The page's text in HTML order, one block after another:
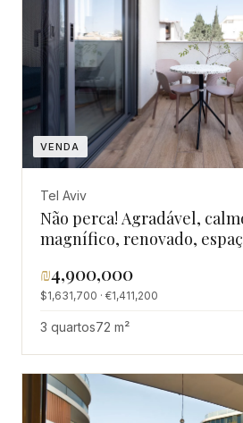
VENDA
Tel Aviv
Não perca! Agradável,
magnífico, renovado,
₪4,900,000
$1,631,700 · €1,411,200
3 quartos72 m²